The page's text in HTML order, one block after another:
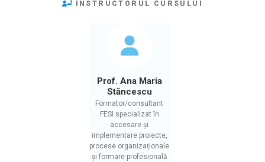
INSTRUCTORUL CURSULUI
Prof. Ana Maria
Stăncescu
Formator/consultant
FESI specializat în
accesare și
implementare proiecte,
procese organizaționale
și formare profesională